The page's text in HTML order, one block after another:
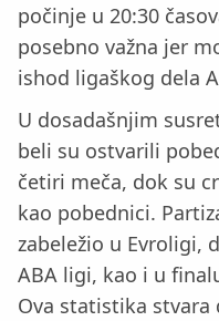
počinje u 20:30
posebno važna jer
ishod ligaškog dela
U dosadašnjim
beli su ostvarili
četiri meča, dok su
kao pobednici.
zabeležio u Evroligi,
ABA ligi, kao i u
Ova statistika